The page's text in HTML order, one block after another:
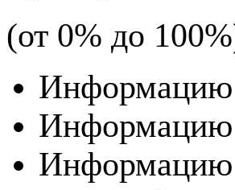
(от 0% до
Информацию
Информацию
Информацию